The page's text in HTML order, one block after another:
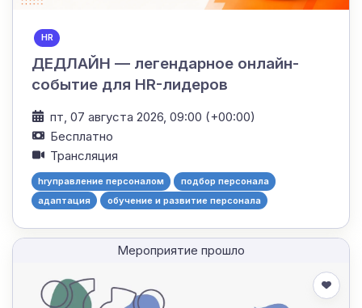
HR
ДЕДЛАЙН — легендарное онлайн-
событие для HR-лидеров
пт, 07 августа 2026, 09:00 (+00:00)
Бесплатно
Трансляция
hrуправление персоналом
подбор персонала
адаптация
обучение и развитие персонала
Мероприятие прошло